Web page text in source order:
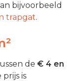
bijvoorbeeld
trapgat.
de € 4 en
prijs is